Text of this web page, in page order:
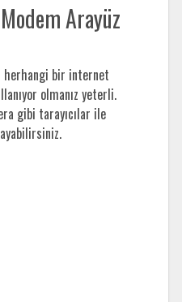
Arayüz
herhangi bir internet
olmanız yeterli.
gibi tarayıcılar ile